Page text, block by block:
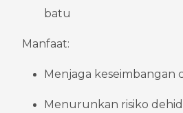
batu
Manfaat:
Menjaga keseimbangan
Menurunkan risiko